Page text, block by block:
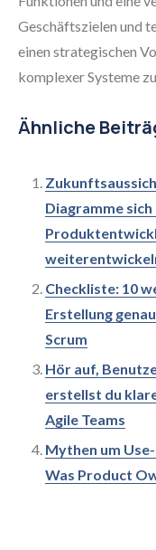
Geschäftszielen und
einen strategischen
komplexer Systeme
Ähnliche
Diagramme
Checkliste: 10
Erstellung
Scrum
Hör auf,
erstellst du
Agile Teams
Mythen um
Was Product